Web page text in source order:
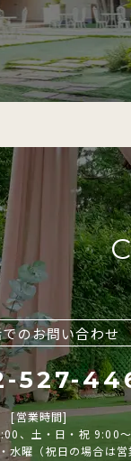
のお問い合わせ
527-
[営業時間]
、土・日・祝 9:00
水曜（祝日の場合は